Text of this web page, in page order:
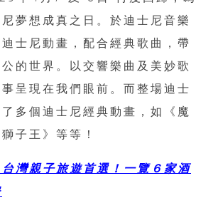
夢想成真之日。於迪士尼音樂
士尼動畫，配合經典歌曲，帶
的世界。以交響樂曲及美妙歌
呈現在我們眼前。而整場迪士
多個迪士尼經典動畫，如《魔
子王》等等！
灣親子旅遊首選！一覽６家酒